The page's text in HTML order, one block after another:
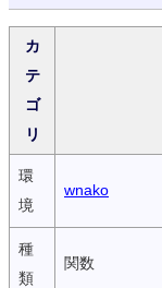
カ
テ
ゴ
リ
環
境
wnako
種
類
関数